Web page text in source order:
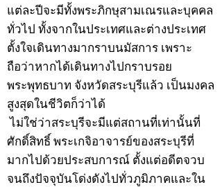
แต่ละปีจะมีทั้งพระภิกษุสามเณรและบุคคล
ทั่วไป ทั้งจากในประเทศและต่างประเทศ
ตั้งใจเดินทางมากราบนมัสการ เพราะ
ถือว่าหากได้เดินทางไปกราบรอย
พระพุทธบาท จังหวัดสระบุรีแล้ว เป็นมงคล
สูงสุดในชีวิตก็ว่าได้
ไม่ใช่ว่าสระบุรีจะมีแต่สถานที่เท่านั้นที่
ศักดิ์สิทธิ์ พระเกจิอาจารย์ของสระบุรีที่
มากไปด้วยประสบการณ์ ตั้งแต่อดีตจวบ
จนถึงปัจจุบันโด่งดังไปทั่วภูมิภาคและใน